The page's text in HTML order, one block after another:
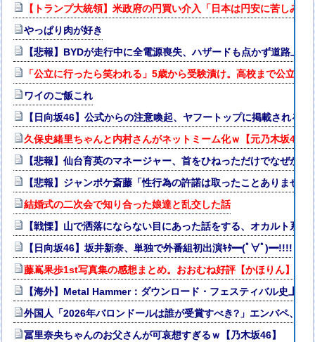
【トランプ大統領】米政府の円買い介入「日本は円安に苦しみ助
やっぱり肉が好き
【悲報】BYDが走行中に全電源喪失、ハザードも点かず道路上
「公立に行ったら笑われる」5歳から受験漬け。高校まで公立
ワイのご飯これ
【日向坂46】公式からの注意喚起、ヤフートップに掲載される
久保史緒里ちゃんと内村さんがネットミーム化ｗ【元乃木坂46】
【悲報】仙台育英のマネージャー、首をひねっただけでなぜか
【悲報】ジャンポケ斎藤「性行為の許諾は取ったことありません
結婚式の二次会で知り合った娘達と乱交した話
【戦慄】山で洒落にならない目にあった話をする、オカルト系で
【日向坂46】坂井新奈、単独で外番組初出演ｷﾀ━(ﾟ∀ﾟ)━!!!!
藤嶌果歩1st写真集の感想まとめ。おおむね好評【かほりん】【
【海外】Metal Hammer：ダウンロード・フェスティバル史上
外国人「2026年バロンドールは誰が受賞すべき?」エンバペ、
冨里奈央ちゃんのお父さんが可哀想すぎるｗ【乃木坂46】